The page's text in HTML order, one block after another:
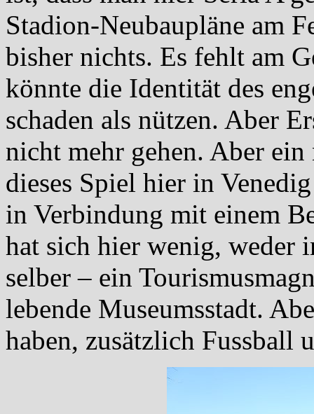
Stadion-Neubaupläne am
bisher nichts. Es fehlt am
könnte die Identität des
schaden als nützen. Aber
nicht mehr gehen. Aber
dieses Spiel hier in
in Verbindung mit einem
hat sich hier wenig, weder
selber – ein
lebende Museumsstadt.
haben, zusätzlich Fussball